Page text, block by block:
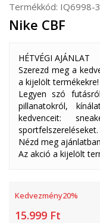
Termékkód: IQ6998-
Nike CBF
HÉTVÉGI AJÁNLAT
Szerezd meg a
a kijelölt termékekre!
Legyen szó
pillanatokról,
kedvenceit:
sportfelszereléseket.
Nézd meg
Az akció a kijelölt
Kedvezmény20%
15.999 Ft